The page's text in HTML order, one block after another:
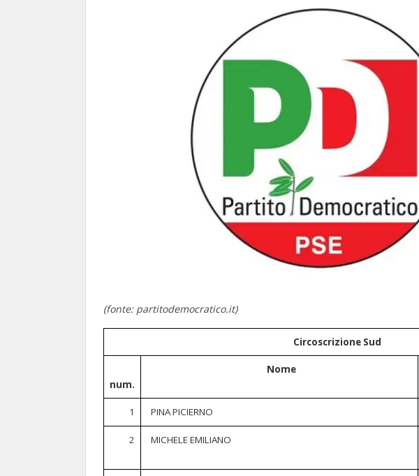
(fonte: partitodemocratico.it)
Circoscrizione Sud
num.
Nome
1 PINA PICIERNO
2 MICHELE EMILIANO